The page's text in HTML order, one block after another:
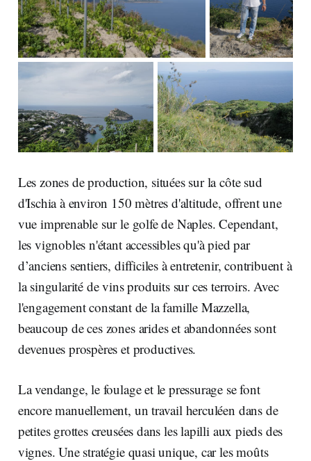
Les zones de production, situées sur la côte sud
d'Ischia à environ 150 mètres d'altitude, offrent une
vue imprenable sur le golfe de Naples. Cependant,
les vignobles n'étant accessibles qu'à pied par
d’anciens sentiers, difficiles à entretenir, contribuent à
la singularité de vins produits sur ces terroirs. Avec
l'engagement constant de la famille Mazzella,
beaucoup de ces zones arides et abandonnées sont
devenues prospères et productives.
La vendange, le foulage et le pressurage se font
encore manuellement, un travail herculéen dans de
petites grottes creusées dans les lapilli aux pieds des
vignes. Une stratégie quasi unique, car les moûts